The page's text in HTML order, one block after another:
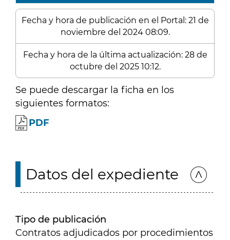
Fecha y hora de publicación en el Portal: 21 de
noviembre del 2024 08:09.
Fecha y hora de la última actualización: 28 de
octubre del 2025 10:12.
Se puede descargar la ficha en los
siguientes formatos:
PDF
Datos del expediente
Tipo de publicación
Contratos adjudicados por procedimientos